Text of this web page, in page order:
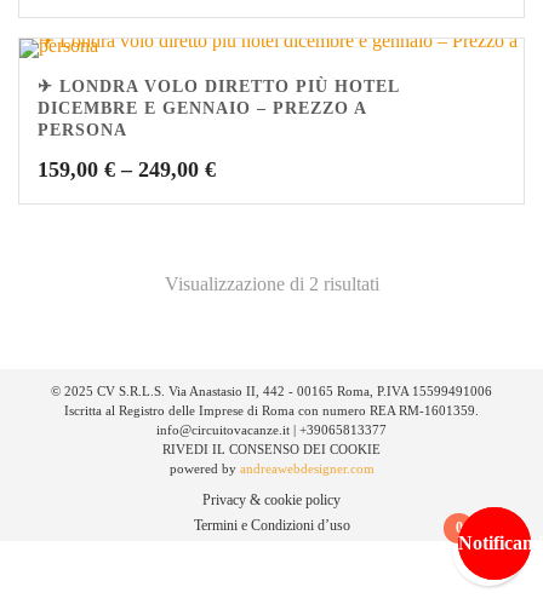
✈ LONDRA VOLO DIRETTO PIÙ HOTEL
DICEMBRE E GENNAIO – PREZZO A
PERSONA
159,00 € – 249,00 €
Visualizzazione di 2 risultati
© 2025 CV S.R.L.S. Via Anastasio II, 442 - 00165 Roma, P.IVA 15599491006
Iscritta al Registro delle Imprese di Roma con numero REA RM-1601359.
info@circuitovacanze.it | +39065813377
RIVEDI IL CONSENSO DEI COOKIE
powered by andreawebdesigner.com
Privacy & cookie policy
Termini e Condizioni d’uso
0
Notificami
Notificami